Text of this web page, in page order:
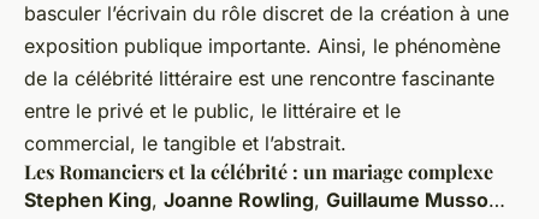
basculer l’écrivain du rôle discret de la création à une
exposition publique importante. Ainsi, le phénomène
de la célébrité littéraire est une rencontre fascinante
entre le privé et le public, le littéraire et le
commercial, le tangible et l’abstrait.
Les Romanciers et la célébrité : un mariage complexe
Stephen King, Joanne Rowling, Guillaume Musso…